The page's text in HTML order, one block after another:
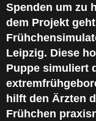
Spenden um zu
dem Projekt
Leipzig. Diese
Puppe simuliert
hilft den Ärzten
Frühchen